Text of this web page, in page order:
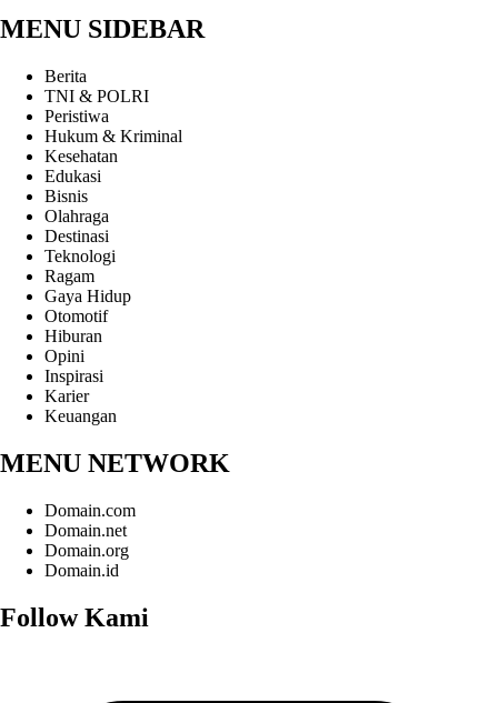
MENU SIDEBAR
Berita
TNI & POLRI
Peristiwa
Hukum & Kriminal
Kesehatan
Edukasi
Bisnis
Olahraga
Destinasi
Teknologi
Ragam
Gaya Hidup
Otomotif
Hiburan
Opini
Inspirasi
Karier
Keuangan
MENU NETWORK
Domain.com
Domain.net
Domain.org
Domain.id
Follow Kami